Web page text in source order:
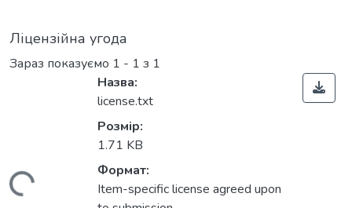
Ліцензійна угода
Зараз показуємо 1 - 1 з 1
Назва:
license.txt
Розмір:
1.71 KB
Формат:
Item-specific license agreed upon